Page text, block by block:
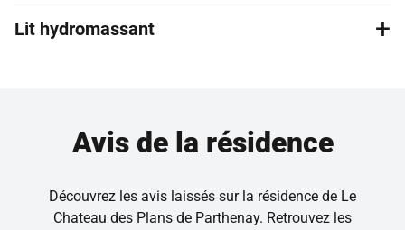
cours collectifs adaptés à tous les niveaux sont par ailleurs
Le salon de coiffure et d’esthétique accueille des
Lit hydromassant +
circulation et réduit le stress en quelques minutes. Une
Avis de la résidence
Découvrez les avis laissés sur la résidence de Le
Chateau des Plans de Parthenay. Retrouvez les